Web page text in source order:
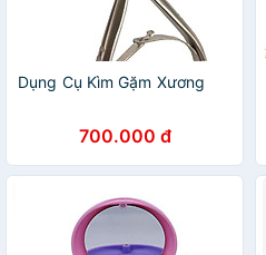
Dụng Cụ Kìm Gặm Xương
700.000 đ